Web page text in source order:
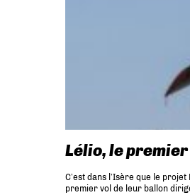
Lélio, le
C’est dans l’Isère que le
premier vol de leur ballon